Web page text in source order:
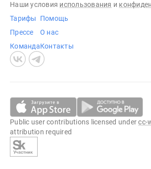
Наши условия использования и
Тарифы
Прессе
Команда
Помощь
О нас
Контакты
Public user contributions licensed undercc-
attribution required